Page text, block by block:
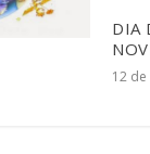
DIA
12